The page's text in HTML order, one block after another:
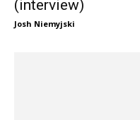
(interview)
Josh Niemyjski